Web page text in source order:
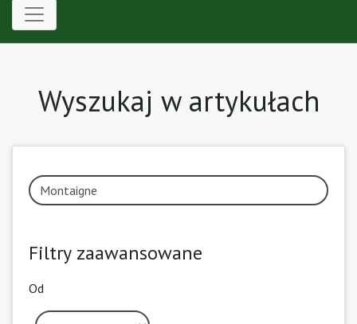
Wyszukaj w artykułach
Filtry zaawansowane
Od